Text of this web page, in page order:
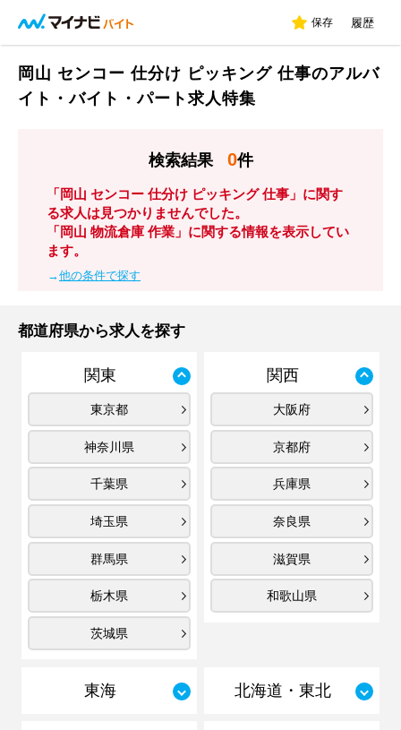
保存 履歴
岡山 センコー 仕分け ピッキング 仕事のアルバ
イト・バイト・パート求人特集
検索結果 0件
「岡山 センコー 仕分け ピッキング 仕事」に関す
る求人は見つかりませんでした。
「岡山 物流倉庫 作業」に関する情報を表示してい
ます。
→他の条件で探す
都道府県から求人を探す
関東
東京都
神奈川県
千葉県
埼玉県
群馬県
栃木県
茨城県
関西
大阪府
京都府
兵庫県
奈良県
滋賀県
和歌山県
東海 北海道・東北